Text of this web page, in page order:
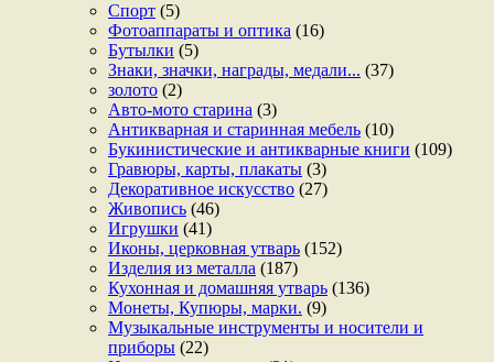
Спорт (5)
Фотоаппараты и оптика (16)
Бутылки (5)
Знаки, значки, награды, медали... (37)
золото (2)
Авто-мото старина (3)
Антикварная и старинная мебель (10)
Букинистические и антикварные книги (109)
Гравюры, карты, плакаты (3)
Декоративное искусство (27)
Живопись (46)
Игрушки (41)
Иконы, церковная утварь (152)
Изделия из металла (187)
Кухонная и домашняя утварь (136)
Монеты, Купюры, марки. (9)
Музыкальные инструменты и носители и
приборы (22)